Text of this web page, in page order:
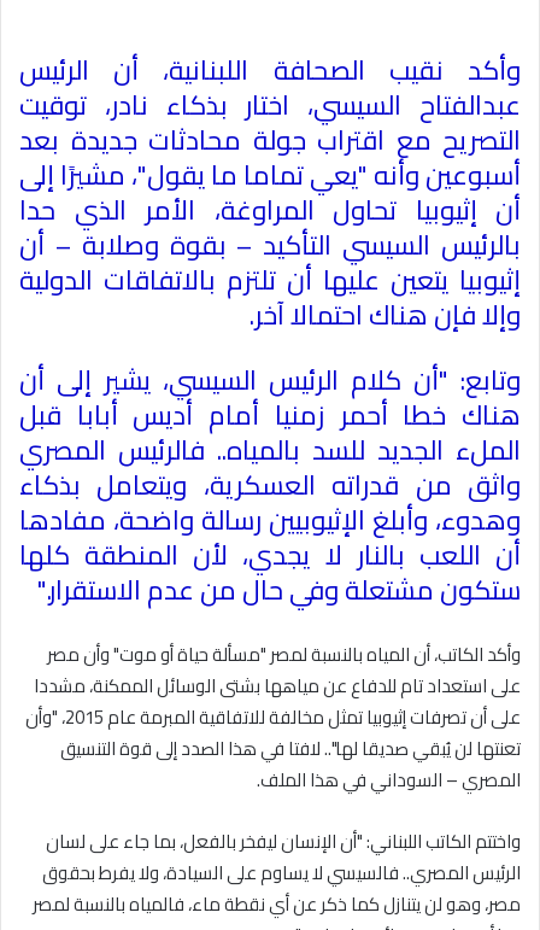
وأكد نقيب الصحافة اللبنانية، أن الرئيس
عبدالفتاح السيسي، اختار بذكاء نادر، توقيت
التصريح مع اقتراب جولة محادثات جديدة بعد
أسبوعين وأنه "يعي تماما ما يقول"، مشيرًا إلى
أن إثيوبيا تحاول المراوغة، الأمر الذي حدا
بالرئيس السيسي التأكيد – بقوة وصلابة – أن
إثيوبيا يتعين عليها أن تلتزم بالاتفاقات الدولية
وإلا فإن هناك احتمالا آخر.
وتابع: "أن كلام الرئيس السيسي، يشير إلى أن
هناك خطا أحمر زمنيا أمام أديس أبابا قبل
الملء الجديد للسد بالمياه.. فالرئيس المصري
واثق من قدراته العسكرية، ويتعامل بذكاء
وهدوء، وأبلغ الإثيوبيين رسالة واضحة، مفادها
أن اللعب بالنار لا يجدي، لأن المنطقة كلها
ستكون مشتعلة وفي حال من عدم الاستقرار".
وأكد الكاتب، أن المياه بالنسبة لمصر "مسألة حياة أو موت" وأن مصر
على استعداد تام للدفاع عن مياهها بشتى الوسائل الممكنة، مشددا
على أن تصرفات إثيوبيا تمثل مخالفة للاتفاقية المبرمة عام 2015، "وأن
تعنتها لن يُبقي صديقا لها".. لافتا في هذا الصدد إلى قوة التنسيق
المصري – السوداني في هذا الملف.
واختتم الكاتب اللبناني: "أن الإنسان ليفخر بالفعل، بما جاء على لسان
الرئيس المصري.. فالسيسي لا يساوم على السيادة، ولا يفرط بحقوق
مصر، وهو لن يتنازل كما ذكر عن أي نقطة ماء، فالمياه بالنسبة لمصر